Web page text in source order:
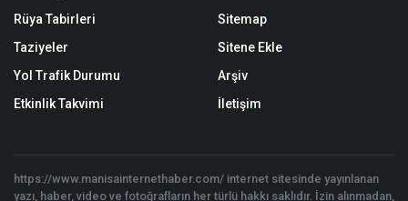
Rüya Tabirleri
Taziyeler
Yol Trafik Durumu
Etkinlik Takvimi
Sitemap
Sitene Ekle
Arşiv
İletişim
https://www.manisainternethaber.com/ internet sitesinde yayınlanan
yazı, haber, video ve fotoğrafların her türlü hakkı saklıdır. İzin alınmadan,